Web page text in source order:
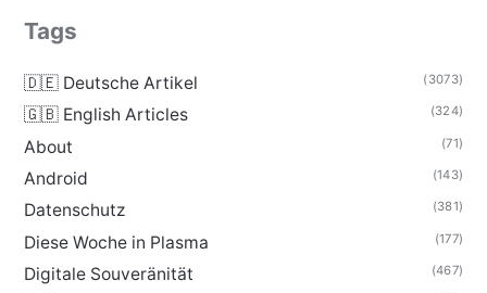
Tags
🇩🇪 Deutsche Artikel (3073)
🇬🇧 English Articles (324)
About (71)
Android (143)
Datenschutz (381)
Diese Woche in Plasma (177)
Digitale Souveränität (467)